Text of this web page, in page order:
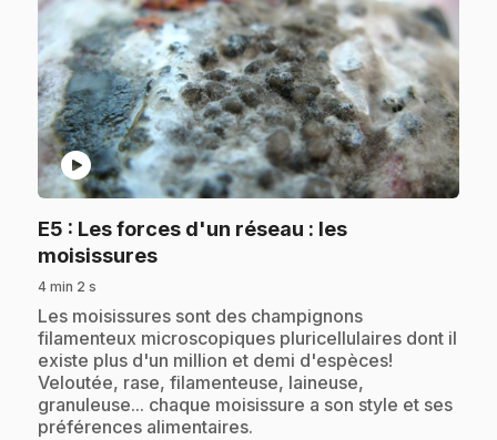
play_circle
E5 : Les forces d'un réseau : les
moisissures.
4 min 2 s
.Les moisissures sont des champignons
filamenteux microscopiques pluricellulaires dont il
existe plus d'un million et demi d'espèces!
Veloutée, rase, filamenteuse, laineuse,
granuleuse... chaque moisissure a son style et ses
préférences alimentaires.